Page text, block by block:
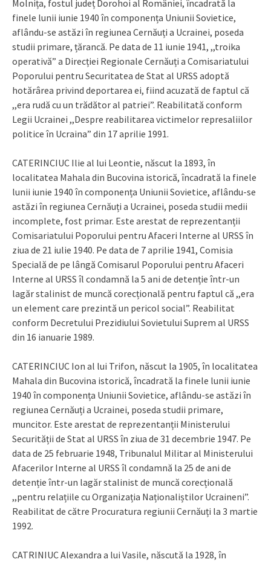
Molnița, fostul județ Dorohoi al României, încadrată la
finele lunii iunie 1940 în componența Uniunii Sovietice,
aflându-se astăzi în regiunea Cernăuți a Ucrainei, poseda
studii primare, țărancă. Pe data de 11 iunie 1941, ,,troika
operativă” a Direcției Regionale Cernăuți a Comisariatului
Poporului pentru Securitatea de Stat al URSS adoptă
hotărârea privind deportarea ei, fiind acuzată de faptul că
,,era rudă cu un trădător al patriei”. Reabilitată conform
Legii Ucrainei ,,Despre reabilitarea victimelor represaliilor
politice în Ucraina” din 17 aprilie 1991.
CATERINCIUC Ilie al lui Leontie, născut la 1893, în
localitatea Mahala din Bucovina istorică, încadrată la finele
lunii iunie 1940 în componența Uniunii Sovietice, aflându-se
astăzi în regiunea Cernăuți a Ucrainei, poseda studii medii
incomplete, fost primar. Este arestat de reprezentanții
Comisariatului Poporului pentru Afaceri Interne al URSS în
ziua de 21 iulie 1940. Pe data de 7 aprilie 1941, Comisia
Specială de pe lângă Comisarul Poporului pentru Afaceri
Interne al URSS îl condamnă la 5 ani de detenție într-un
lagăr stalinist de muncă corecțională pentru faptul că ,,era
un element care prezintă un pericol social”. Reabilitat
conform Decretului Prezidiului Sovietului Suprem al URSS
din 16 ianuarie 1989.
CATERINCIUC Ion al lui Trifon, născut la 1905, în localitatea
Mahala din Bucovina istorică, încadrată la finele lunii iunie
1940 în componența Uniunii Sovietice, aflându-se astăzi în
regiunea Cernăuți a Ucrainei, poseda studii primare,
muncitor. Este arestat de reprezentanții Ministerului
Securității de Stat al URSS în ziua de 31 decembrie 1947. Pe
data de 25 februarie 1948, Tribunalul Militar al Ministerului
Afacerilor Interne al URSS îl condamnă la 25 de ani de
detenție într-un lagăr stalinist de muncă corecțională
,,pentru relațiile cu Organizația Naționaliștilor Ucraineni”.
Reabilitat de către Procuratura regiunii Cernăuți la 3 martie
1992.
CATRINIUC Alexandra a lui Vasile, născută la 1928, în